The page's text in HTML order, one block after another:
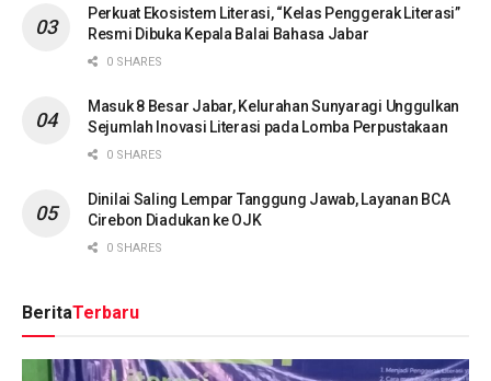
Perkuat Ekosistem Literasi, “Kelas Penggerak Literasi”
Resmi Dibuka Kepala Balai Bahasa Jabar
0 SHARES
Masuk 8 Besar Jabar, Kelurahan Sunyaragi Unggulkan
Sejumlah Inovasi Literasi pada Lomba Perpustakaan
0 SHARES
Dinilai Saling Lempar Tanggung Jawab, Layanan BCA
Cirebon Diadukan ke OJK
0 SHARES
BeritaTerbaru